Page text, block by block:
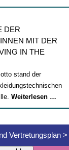
DER
MIT DER
IN THE
stand der
Weiterlesen …
der
Vertretungsplan >